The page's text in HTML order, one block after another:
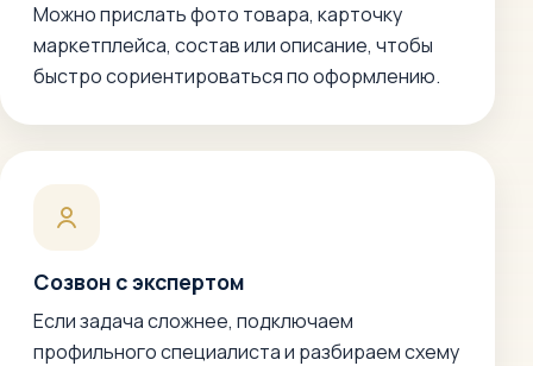
Можно прислать фото товара, карточку
маркетплейса, состав или описание, чтобы
быстро сориентироваться по оформлению.
Созвон с экспертом
Если задача сложнее, подключаем
профильного специалиста и разбираем схему